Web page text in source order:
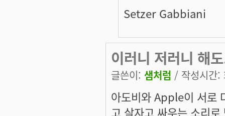
Setzer Gabbiani
이러니 저러니 해
글쓴이: 샘처럼 / 작성시간
아도비와 Apple이 서로
고 살자고 싸우는 소리